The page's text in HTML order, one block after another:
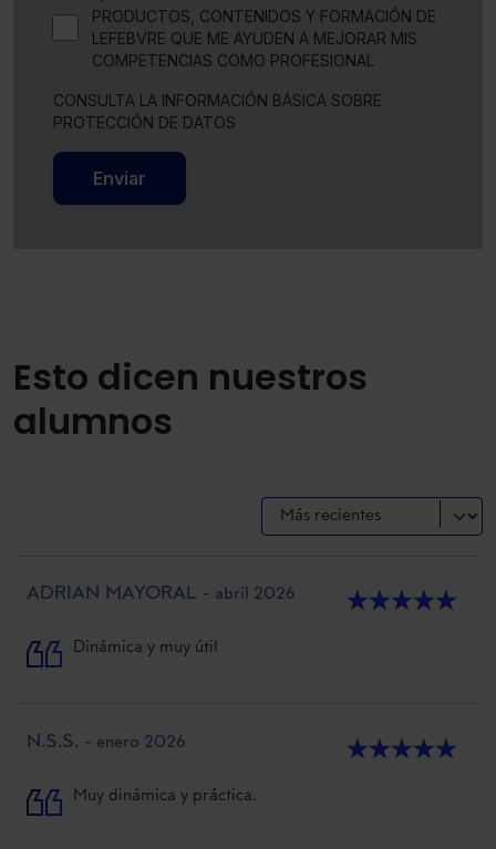
PRODUCTOS, CONTENIDOS Y FORMACIÓN DE
LEFEBVRE QUE ME AYUDEN A MEJORAR MIS
COMPETENCIAS COMO PROFESIONAL
CONSULTA LA INFORMACIÓN BÁSICA SOBRE
PROTECCIÓN DE DATOS
Enviar
Esto dicen nuestros
alumnos
ADRIAN MAYORAL - abril 2026 ★★★★★
Dinámica y muy útil
N.S.S. - enero 2026 ★★★★★
Muy dinámica y práctica.